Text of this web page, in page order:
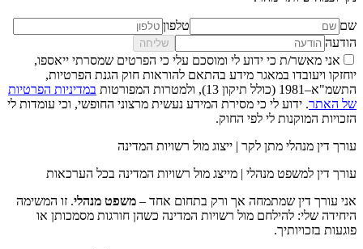
שם
טלפון
הודעה
שליחה
אני מאשר/ת כי ידוע לי ומוסכם עלי כי הפרטים שמסרתי ייאספו,
יוחזקו ויעובדו במאגר מידע בהתאם להוראות חוק הגנת הפרטיות,
התשמ"א–1981 (כולל תיקון 13), ולמטרות המפורטות
במדיניות הפרטיות
של האתר. ידוע לי כי מסירת המידע נעשית מרצוני החופשי, וכי עומדות לי
הזכויות המוקנות לי לפי החוק.
עורך דין מנהלי מתן לקר | ייצוג מול רשויות המדינה
עורך דין למשפט מנהלי | מייצג מול רשויות המדינה בכל הערכאות
אני עורך דין שמתמחה אך ורק בתחום אחד – משפט מנהלי. זו המשימה
היחידה שלי: להילחם מול רשויות המדינה כשהן חורגות מסמכותן או
פוגעות בזכויותיך.